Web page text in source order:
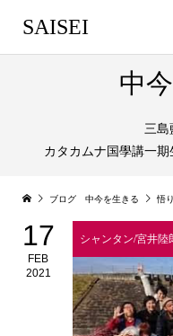
SAISEI
中
三
カタカムナ国學講一
ブログ 中今を生きる 悟
17
FEB
2021
シャンタン/宮井陸